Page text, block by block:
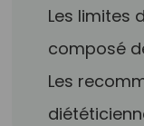
Les limites
composé
Les